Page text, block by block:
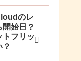
のレ
開始日？
トフリッ
？